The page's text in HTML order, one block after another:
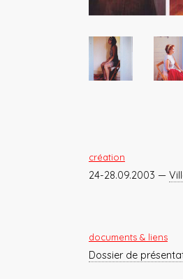
création
24-28.09.2003 —
documents & liens
Dossier de